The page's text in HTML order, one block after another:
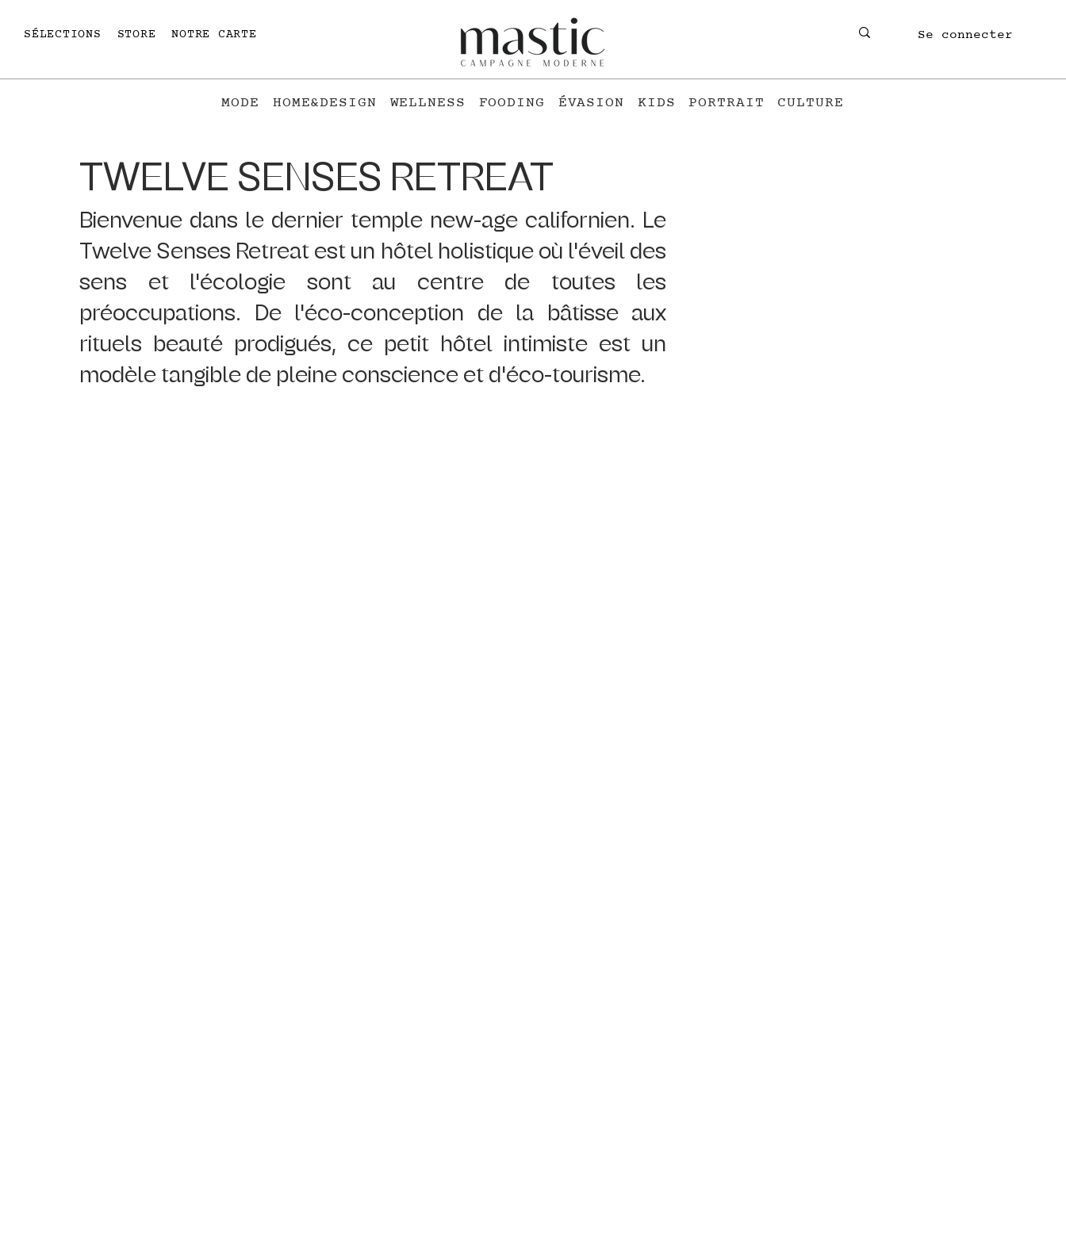
SÉLECTIONS STORE NOTRE CARTE Se connecter
MODE HOME&DESIGN WELLNESS FOODING ÉVASION KIDS PORTRAIT CULTURE
TWELVE SENSES RETREAT
Bienvenue dans le dernier temple new-age californien. Le
Twelve Senses Retreat est un hôtel holistique où l'éveil des
sens et l'écologie sont au centre de toutes les
préoccupations. De l'éco-conception de la bâtisse aux
rituels beauté prodigués, ce petit hôtel intimiste est un
modèle tangible de pleine conscience et d'éco-tourisme.